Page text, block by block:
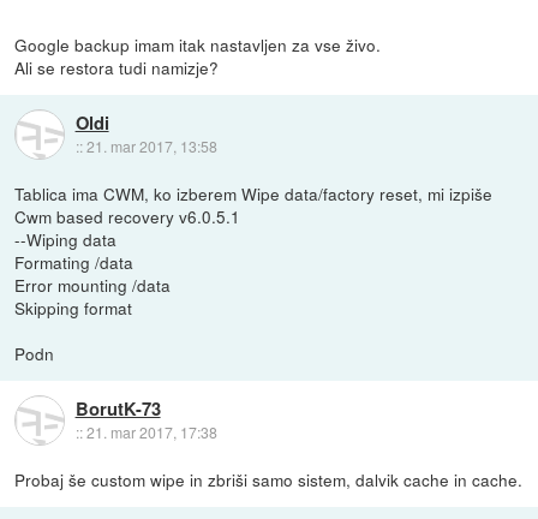
Google backup imam itak nastavljen za vse živo.
Ali se restora tudi namizje?
Oldi
::21. mar 2017, 13:58
Tablica ima CWM, ko izberem Wipe data/factory reset, mi izpiše
Cwm based recovery v6.0.5.1
--Wiping data
Formating /data
Error mounting /data
Skipping format
Podn
BorutK-73
::21. mar 2017, 17:38
Probaj še custom wipe in zbriši samo sistem, dalvik cache in cache.